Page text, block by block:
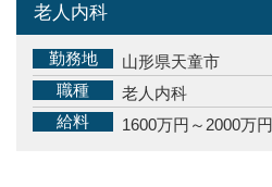
老人内科
勤務地
山形県天童市
職種
老人内科
給料
1600万円～2000万円